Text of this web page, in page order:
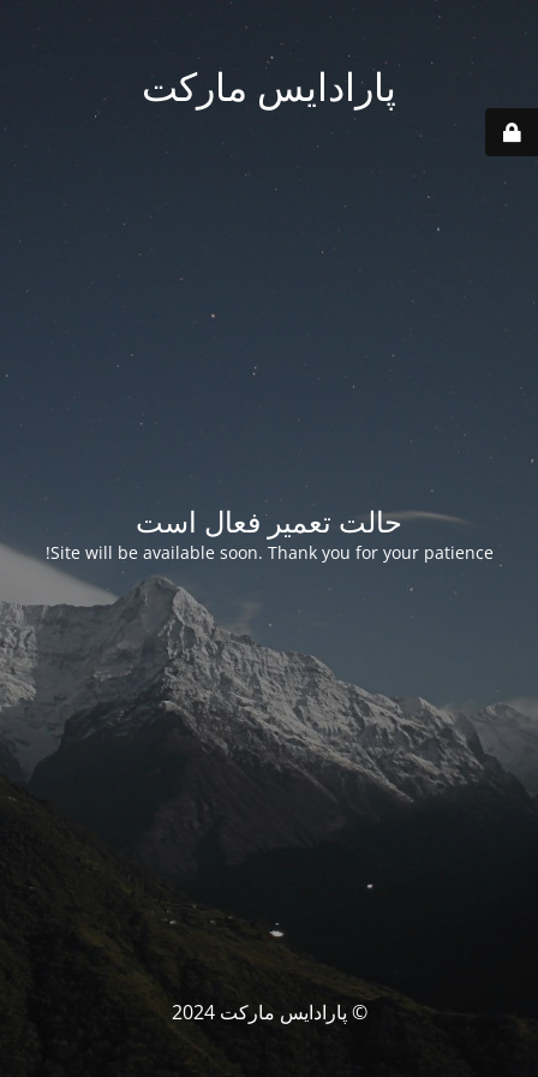
پارادایس مارکت
حالت تعمیر فعال است
Site will be available soon. Thank you for your patience!
© پارادایس مارکت 2024